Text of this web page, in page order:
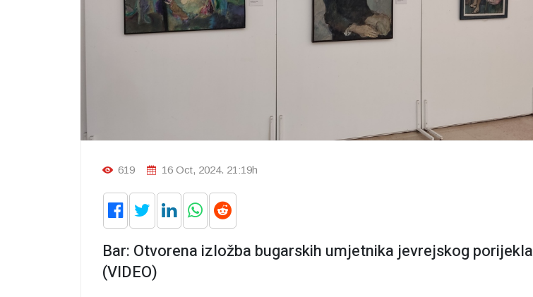
619 16 Oct, 2024. 21:19h
Bar: Otvorena izložba bugarskih umjetnika jevrejskog porijekla
(VIDEO)